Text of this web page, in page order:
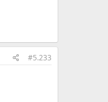
#5.233